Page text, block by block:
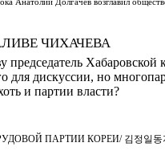
ЧИХАЧЕВА
председатель
для дискуссии, но
и партии власти?
ПАРТИИ КОРЕИ/ 김정일동지